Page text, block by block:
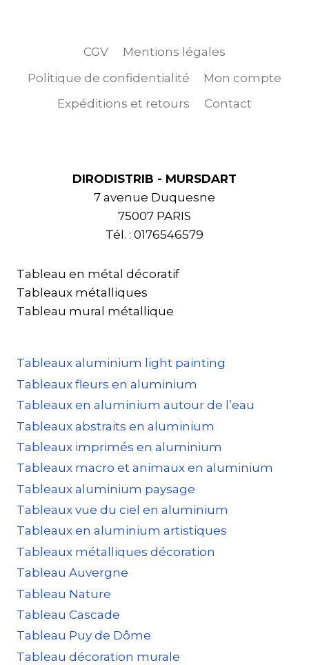
CGV
Mentions légales
Politique de confidentialité
Mon compte
Expéditions et retours
Contact
DIRODISTRIB - MURSDART
7 avenue Duquesne
75007 PARIS
Tél. : 0176546579
Tableau en métal décoratif
Tableaux métalliques
Tableau mural métallique
Tableaux aluminium light painting
Tableaux fleurs en aluminium
Tableaux en aluminium autour de l’eau
Tableaux abstraits en aluminium
Tableaux imprimés en aluminium
Tableaux macro et animaux en aluminium
Tableaux aluminium paysage
Tableaux vue du ciel en aluminium
Tableaux en aluminium artistiques
Tableaux métalliques décoration
Tableau Auvergne
Tableau Nature
Tableau Cascade
Tableau Puy de Dôme
Tableau décoration murale